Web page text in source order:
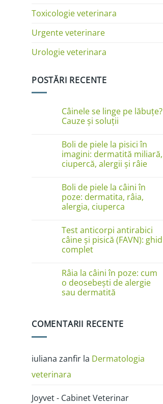
Toxicologie veterinara
Urgente veterinare
Urologie veterinara
POSTĂRI RECENTE
Câinele se linge pe lăbuțe?
Cauze și soluții
comentariu
la
Câinele
se
linge
Cauze
și
soluții
Boli de piele la pisici în
imagini: dermatită miliară,
ciupercă, alergii și râie
comentariu
la
Boli
de
piele
în
imagini:
dermatită
miliară,
ciupercă,
și
râie
Boli de piele la câini în
poze: dermatita, râia,
alergia, ciuperca
la
Boli
de
piele
în
poze:
dermatita,
râia,
alergia,
Test anticorpi antirabici
câine și pisică (FAVN): ghid
complet
comentariu
la
Test
anticorpi
antirabici
(FAVN):
ghid
Râia la câini în poze: cum
o deosebești de alergie
sau dermatită
Râia
cum
o
de
dermatită
COMENTARII RECENTE
iuliana zanfir la Dermatologia
veterinara
Joyvet - Cabinet Veterinar